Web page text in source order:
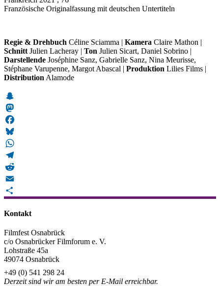
Französische Originalfassung mit deutschen Untertiteln
Regie & Drehbuch Céline Sciamma | Kamera Claire Mathon |
Schnitt Julien Lacheray | Ton Julien Sicart, Daniel Sobrino |
Darstellende Joséphine Sanz, Gabrielle Sanz, Nina Meurisse,
Stéphane Varupenne, Margot Abascal | Produktion Lilies Films |
Distribution Alamode
Snapchat
Mastodon
Facebook
Bluesky
WhatsApp
Telegram
Reddit
Email
Kontakt
Filmfest Osnabrück
c/o Osnabrücker Filmforum e. V.
Lohstraße 45a
49074 Osnabrück
+49 (0) 541 298 24
Derzeit sind wir am besten per E-Mail erreichbar.